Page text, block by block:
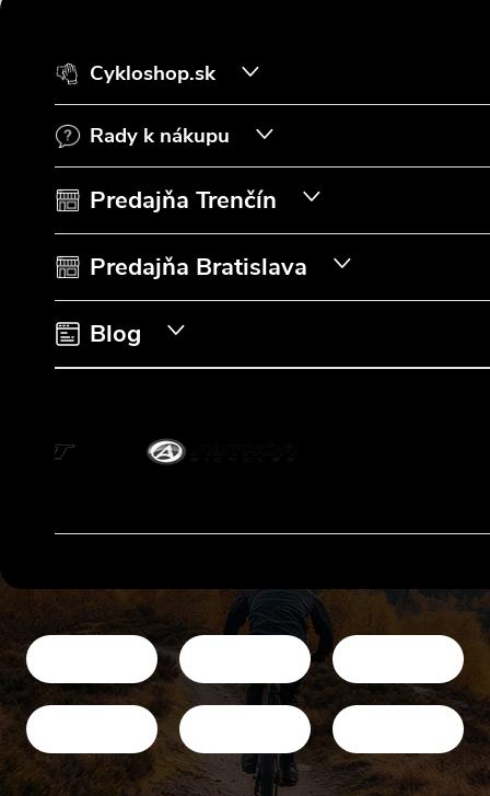
Cykloshop.sk
Rady k nákupu
Predajňa Trenčín
Predajňa Bratislava
Blog